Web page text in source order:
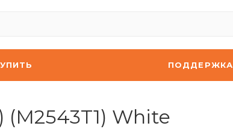
ПОДДЕРЖКА
(M2543T1) White